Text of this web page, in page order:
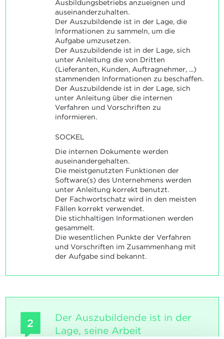
Ausbildungsbetriebs anzueignen und
auseinanderzuhalten.
Der Auszubildende ist in der Lage, die
Informationen zu sammeln, um die
Aufgabe umzusetzen.
Der Auszubildende ist in der Lage, sich
unter Anleitung die von Dritten
(Lieferanten, Kunden, Auftragnehmer, ...)
stammenden Informationen zu beschaffen.
Der Auszubildende ist in der Lage, sich
unter Anleitung über die internen
Verfahren und Vorschriften zu
informieren.
SOCKEL
Die internen Dokumente werden
auseinandergehalten.
Die meistgenutzten Funktionen der
Software(s) des Unternehmens werden
unter Anleitung korrekt benutzt.
Der Fachwortschatz wird in den meisten
Fällen korrekt verwendet.
Die stichhaltigen Informationen werden
gesammelt.
Die wesentlichen Punkte der Verfahren
und Vorschriften im Zusammenhang mit
der Aufgabe sind bekannt.
2
Der Auszubildende ist in der
Lage, seine Arbeit